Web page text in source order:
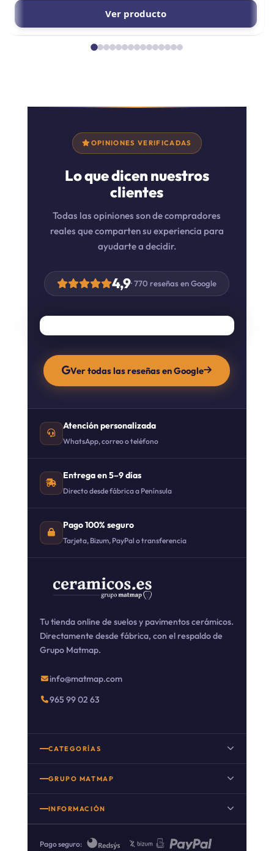
Ver producto
OPINIONES VERIFICADAS
Lo que dicen nuestros
clientes
Todas las opiniones son de compradores
reales que comparten su experiencia para
ayudarte a decidir.
4,9· 770 reseñas en Google
Ver todas las reseñas en Google
Atención personalizada
WhatsApp, correo o teléfono
Entrega en 5–9 días
Directo desde fábrica a Península
Pago 100% seguro
Tarjeta, Bizum, PayPal o transferencia
Tu tienda online de suelos y pavimentos cerámicos.
Directamente desde fábrica, con el respaldo de
Grupo Matmap.
info@matmap.com
965 99 02 63
CATEGORÍAS
Suelo porcelánico imitación madera
Porcelanico imitacion piedra
GRUPO MATMAP
INFORMACIÓN
Pago seguro: